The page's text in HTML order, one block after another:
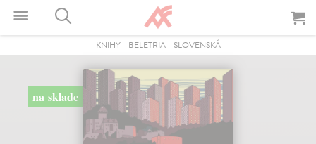
KNIHY- BELETRIA- SLOVENSKÁ
na sklade